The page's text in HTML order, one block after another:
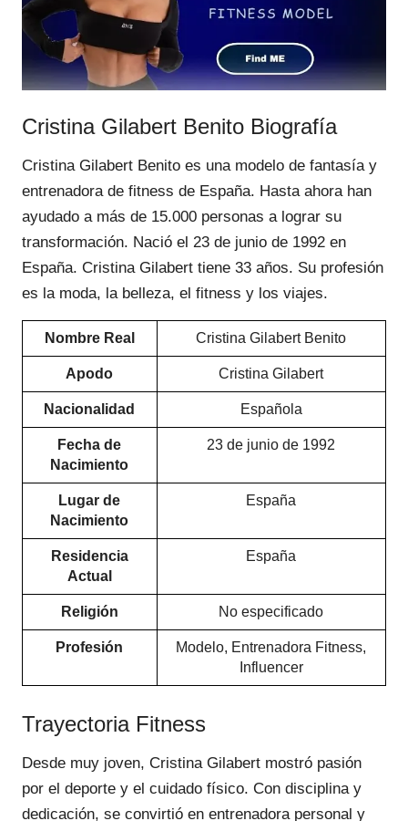
Cristina Gilabert Benito Biografía
Cristina Gilabert Benito es una modelo de fantasía y
entrenadora de fitness de España. Hasta ahora han
ayudado a más de 15.000 personas a lograr su
transformación. Nació el 23 de junio de 1992 en
España. Cristina Gilabert tiene 33 años. Su profesión
es la moda, la belleza, el fitness y los viajes.
Nombre Real Cristina Gilabert Benito
Apodo Cristina Gilabert
Nacionalidad Española
Fecha de
Nacimiento
23 de junio de 1992
Lugar de
Nacimiento
España
Residencia
Actual
España
Religión No especificado
Profesión
Modelo, Entrenadora Fitness,
Influencer
Trayectoria Fitness
Desde muy joven, Cristina Gilabert mostró pasión
por el deporte y el cuidado físico. Con disciplina y
dedicación, se convirtió en entrenadora personal y